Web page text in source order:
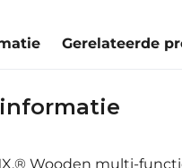
Gerelateerde
Wooden multi-